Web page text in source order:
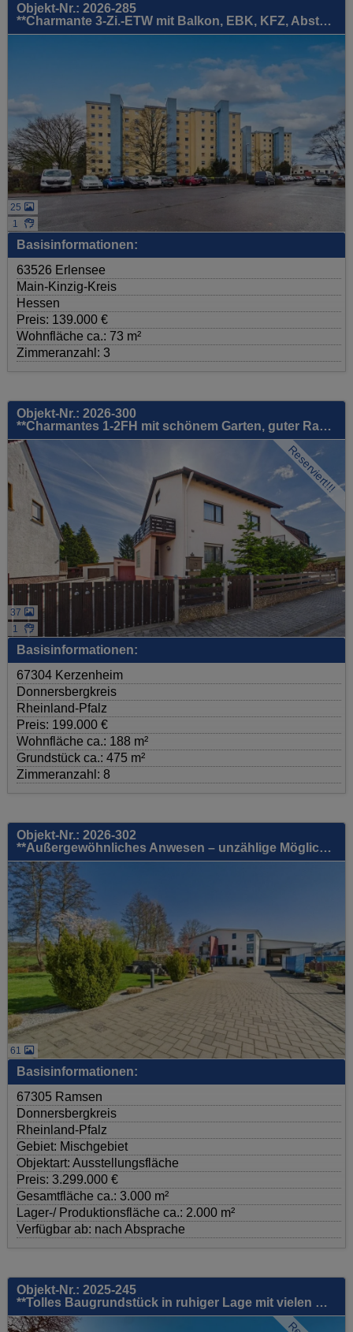
Objekt-Nr.: 2026-285
**Charmante 3-Zi.-ETW mit Balkon, EBK, KFZ, Abstellraum, Aufzug, uvm. - gute Lage!**
1
25
Basisinformationen:
63526 Erlensee
Main-Kinzig-Kreis
Hessen
Preis: 139.000 €
Wohnfläche ca.: 73 m²
Zimmeranzahl: 3
Objekt-Nr.: 2026-300
**Charmantes 1-2FH mit schönem Garten, guter Raumaufteilung, gr. Garage, uvm.- tolle Lage!**
1
37
Reserviert!!!
Basisinformationen:
67304 Kerzenheim
Donnersbergkreis
Rheinland-Pfalz
Preis: 199.000 €
Wohnfläche ca.: 188 m²
Grundstück ca.: 475 m²
Zimmeranzahl: 8
Objekt-Nr.: 2026-302
**Außergewöhnliches Anwesen – unzählige Möglichkeiten! Gewerbe, Lager, Büros & Wohneinheiten! >220KwP, SPA, BUS, Glasfaser, uvm.)**
61
Basisinformationen:
67305 Ramsen
Donnersbergkreis
Rheinland-Pfalz
Gebiet: Mischgebiet
Objektart: Ausstellungsfläche
Preis: 3.299.000 €
Gesamtfläche ca.: 3.000 m²
Lager-/ Produktionsfläche ca.: 2.000 m²
Verfügbar ab: nach Absprache
Objekt-Nr.: 2025-245
**Tolles Baugrundstück in ruhiger Lage mit vielen Optionen! MFH, DHH oder Einfamilienhaus!!!**